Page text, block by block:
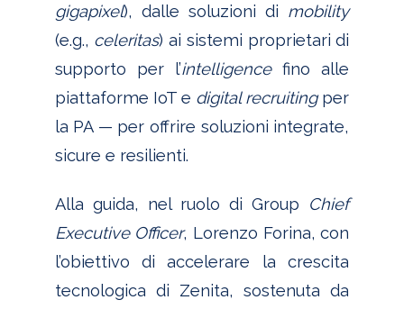
gigapixel), dalle soluzioni di mobility
(e.g., celeritas) ai sistemi proprietari di
supporto per l’intelligencefino alle
piattaforme IoT e digital recruitingper
la PA — per offrire soluzioni integrate,
sicure e resilienti.
Alla guida, nel ruolo di Group Chief
Executive Officer, Lorenzo Forina, con
l’obiettivo di accelerare la crescita
tecnologica di Zenita, sostenuta da